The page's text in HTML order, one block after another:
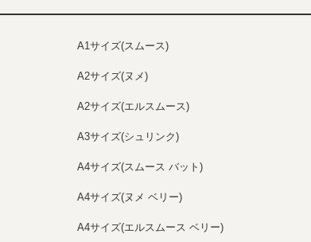
A1サイズ(スムース)
A2サイズ(ヌメ)
A2サイズ(エルスムース)
A3サイズ(シュリンク)
A4サイズ(スムース バット)
A4サイズ(ヌメ ベリー)
A4サイズ(エルスムース ベリー)